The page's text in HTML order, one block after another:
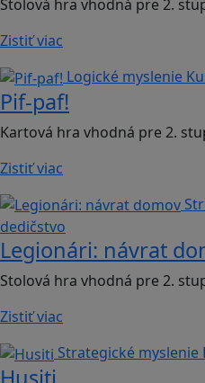
Stolová hra vhodná pre 2.
Zistiť viac
Logické myslenie
Pif-paf!
Kartová hra vhodná pre 2.
Zistiť viac
dedičstvo
Legionári: návrat
Stolová hra vhodná pre 2.
Zistiť viac
Strategické myslenie